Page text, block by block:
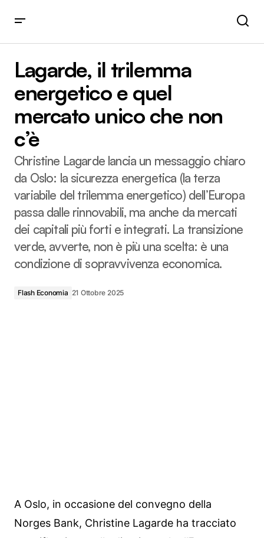
Lagarde, il trilemma
energetico e quel
mercato unico che non
c’è
Christine Lagarde lancia un messaggio chiaro
da Oslo: la sicurezza energetica (la terza
variabile del trilemma energetico) dell’Europa
passa dalle rinnovabili, ma anche da mercati
dei capitali più forti e integrati. La transizione
verde, avverte, non è più una scelta: è una
condizione di sopravvivenza economica.
Flash Economia 21 Ottobre 2025
A Oslo, in occasione del convegno della
Norges Bank, Christine Lagarde ha tracciato